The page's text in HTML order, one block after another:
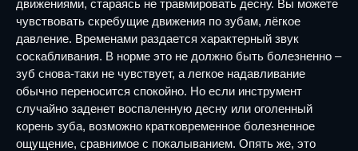
движениями, стараясь не травмировать десну. Вы можете
чувствовать скребущие движения по зубам, лёгкое
давление. Временами раздается характерный звук
соскабливания. В норме это не должно быть болезненно –
зуб снова-таки не чувствует, а легкое надавливание
обычно переносится спокойно. Но если инструмент
случайно заденет воспаленную десну или оголенный
корень зуба, возможно кратковременное болезненное
ощущение, сравнимое с покалыванием. Опять же, это